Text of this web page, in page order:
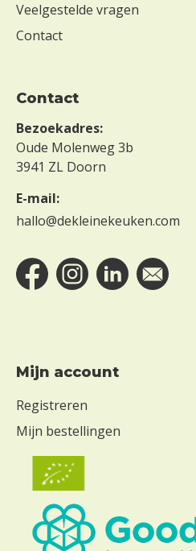
Veelgestelde vragen
Contact
Contact
Bezoekadres:
Oude Molenweg 3b
3941 ZL Doorn
E-mail:
hallo@dekleinekeuken.com
Mijn account
Registreren
Mijn bestellingen